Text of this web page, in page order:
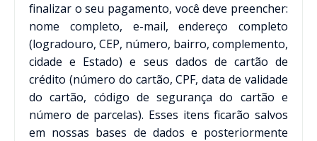
finalizar o seu pagamento, você deve preencher:
nome completo, e-mail, endereço completo
(logradouro, CEP, número, bairro, complemento,
cidade e Estado) e seus dados de cartão de
crédito (número do cartão, CPF, data de validade
do cartão, código de segurança do cartão e
número de parcelas). Esses itens ficarão salvos
em nossas bases de dados e posteriormente